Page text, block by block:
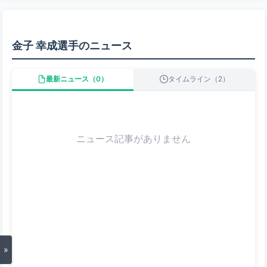
»
金子 幸成選手のニュース
最新ニュース（0） タイムライン（2）
ニュース記事がありません